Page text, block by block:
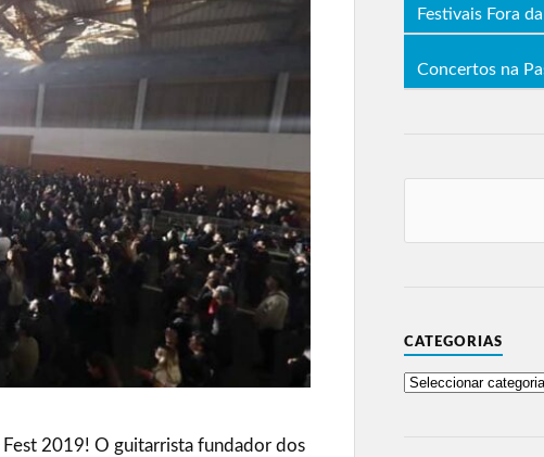
2019! O guitarrista fundador dos
Festivais Fora
Concertos na
CATEGORIAS